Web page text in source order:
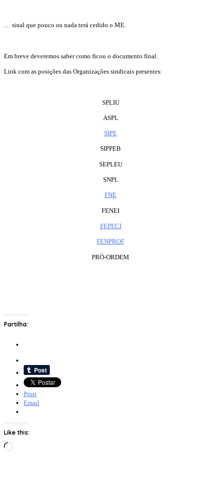
… sinal que pouco ou nada terá cedido o ME.
Em breve deveremos saber como ficou o documento final.
Link com as posições das Organizações sindicais presentes:
SPLIU
ASPL
SIPE
SIPPEB
SEPLEU
SNPL
FNE
FENEI
FEPECI
FENPROF
PRÓ-ORDEM
Partilha:
Print
Email
Like this:
Loading…